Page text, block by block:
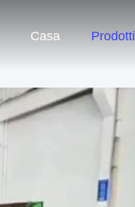
Casa Prodotti